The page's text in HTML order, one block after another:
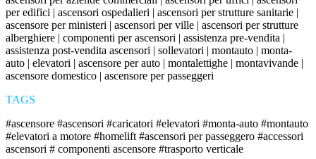
per edifici | ascensori ospedalieri | ascensori per strutture sanitarie |
ascensore per ministeri | ascensori per ville | ascensori per strutture
alberghiere | componenti per ascensori | assistenza pre-vendita |
assistenza post-vendita ascensori | sollevatori | montauto | monta-
auto | elevatori | ascensore per auto | montalettighe | montavivande |
ascensore domestico | ascensore per passeggeri
TAGS
#ascensore #ascensori #caricatori #elevatori #monta-auto #montauto
#elevatori a motore #homelift #ascensori per passeggero #accessori
ascensori # componenti ascensore #trasporto verticale